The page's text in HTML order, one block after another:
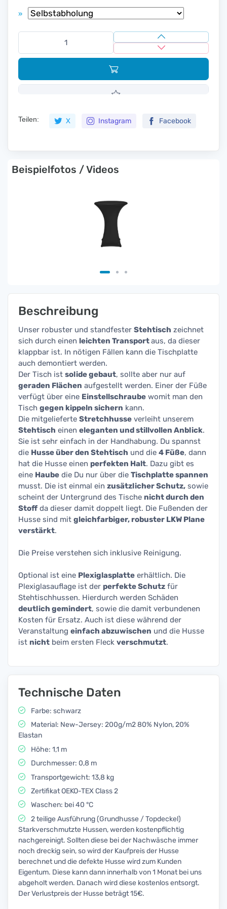
»
Teilen: X Instagram Facebook
Beispielfotos / Videos
Beschreibung
Unser robuster und standfester Stehtisch zeichnet
sich durch einen leichten Transportaus, da dieser
klappbar ist. In nötigen Fällen kann die Tischplatte
auch demontiert werden.
Der Tisch ist solide gebaut, sollte aber nur auf
geraden Flächen aufgestellt werden. Einer der Füße
verfügt über eine Einstellschraube womit man den
Tisch gegen kippeln sichern kann.
Die mitgelieferte Stretchhusse verleiht unserem
Stehtisch einen eleganten und stillvollen Anblick.
Sie ist sehr einfach in der Handhabung. Du spannst
die Husse über den Stehtisch und die 4 Füße, dann
hat die Husse einen perfekten Halt. Dazu gibt es
eine Haube die Du nur über die Tischplatte spannen
musst. Die ist einmal ein zusätzlicher Schutz, sowie
scheint der Untergrund des Tische nicht durch den
Stoff da dieser damit doppelt liegt. Die Fußenden der
Husse sind mit gleichfarbiger, robuster LKW Plane
verstärkt.
Die Preise verstehen sich inklusive Reinigung.
Optional ist eine Plexiglasplatte erhältlich. Die
Plexiglasauflage ist der perfekte Schutz für
Stehtischhussen. Hierdurch werden Schäden
deutlich gemindert, sowie die damit verbundenen
Kosten für Ersatz. Auch ist diese während der
Veranstaltung einfach abzuwischen und die Husse
ist nicht beim ersten Fleck verschmutzt.
Technische Daten
Farbe: schwarz
Material: New-Jersey: 200g/m2 80% Nylon, 20%
Elastan
Höhe: 1,1 m
Durchmesser: 0,8 m
Transportgewicht: 13,8 kg
Zertifikat OEKO-TEX Class 2
Waschen: bei 40 °C
2 teilige Ausführung (Grundhusse / Topdeckel)
Starkverschmutzte Hussen, werden kostenpflichtig
nachgereinigt. Sollten diese bei der Nachwäsche immer
noch dreckig sein, so wird der Kaufpreis der Husse
berechnet und die defekte Husse wird zum Kunden
Eigentum. Diese kann dann innerhalb von 1 Monat bei uns
abgeholt werden. Danach wird diese kostenlos entsorgt.
Der Verlustpreis der Husse beträgt 15€.